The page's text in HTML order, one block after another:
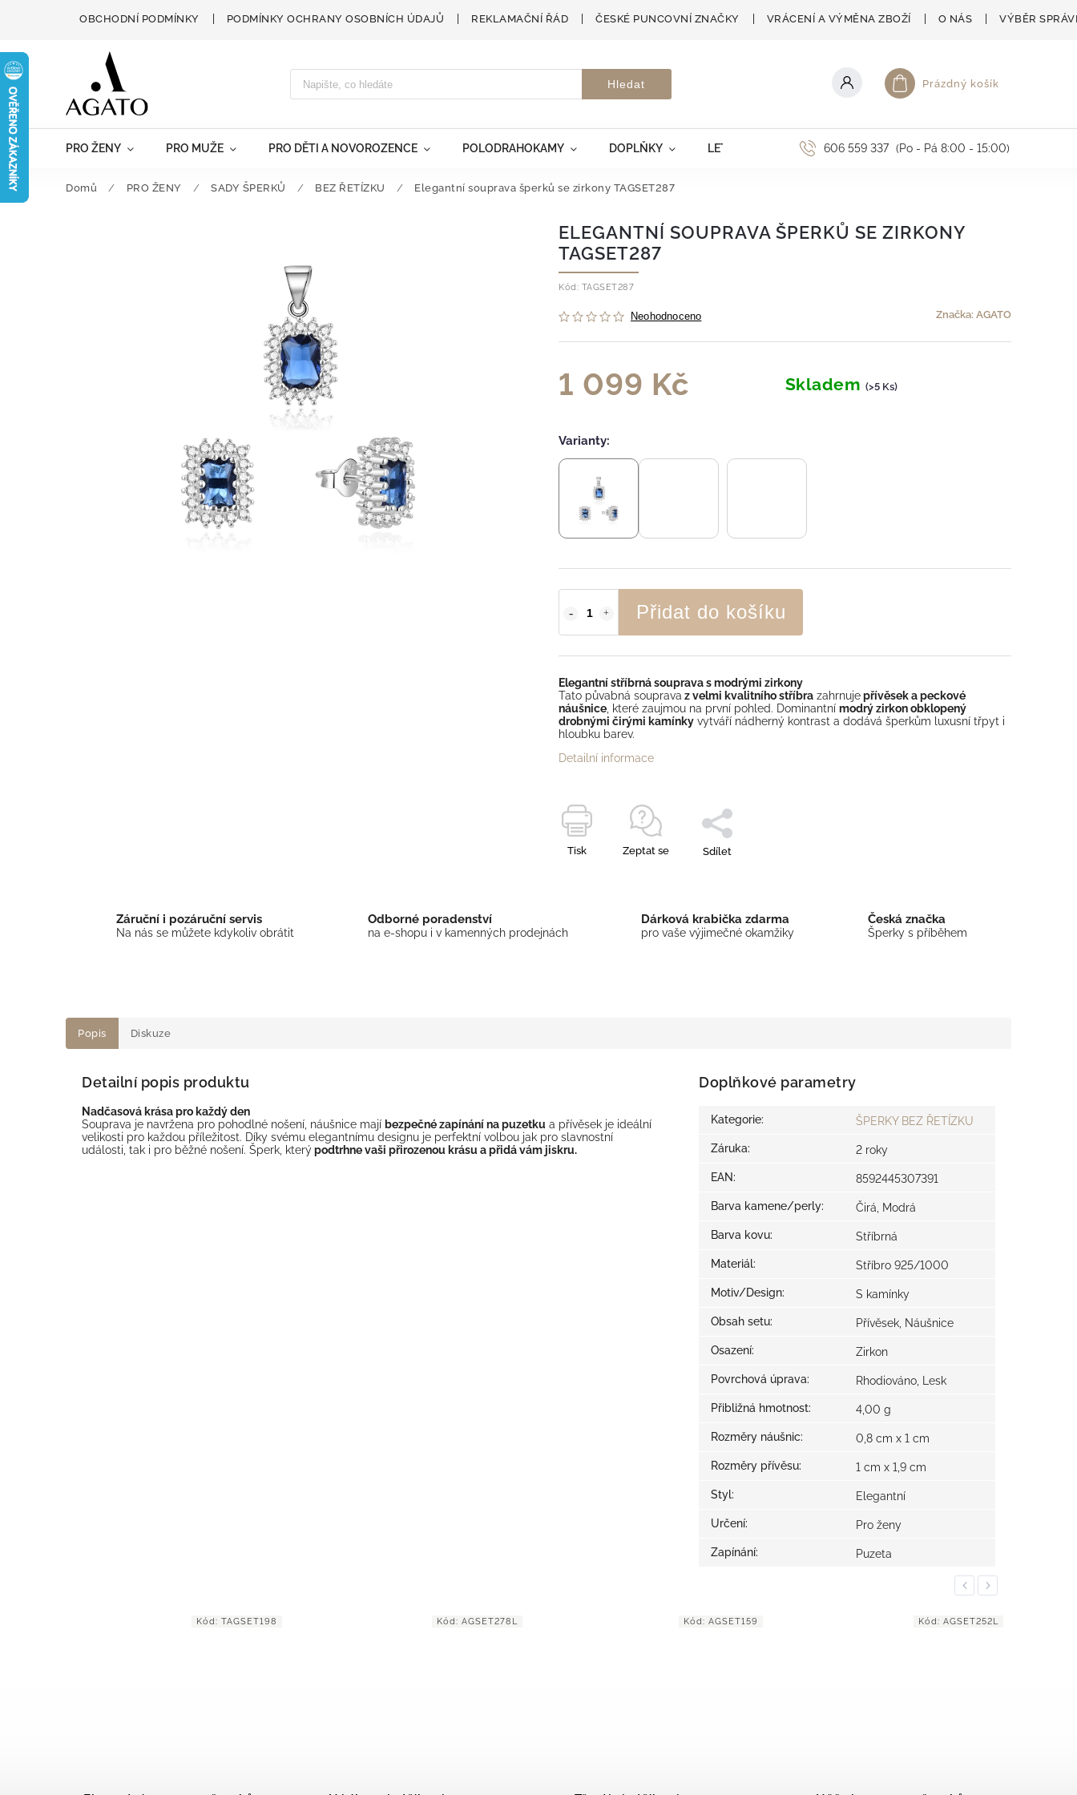
OBCHODNÍ PODMÍNKY PODMÍNKY OCHRANY OSOBNÍCH ÚDAJŮ REKLAMAČNÍ ŘÁD ČESKÉ PUNCOVNÍ ZNAČKY VRÁCENÍ A VÝMĚNA ZBOŽÍ O NÁS VÝBĚR
Hledat Nákupní košík
Prázdný košík
PRO ŽENY PRO MUŽE PRO DĚTI A NOVOROZENCE POLODRAHOKAMY DOPLŇKY LETNÍ AKCE 606 559 337 (Po - Pá 8:00 - 15:00)
Domů / PRO ŽENY / SADY ŠPERKŮ / BEZ ŘETÍZKU / Elegantní souprava šperků se zirkony TAGSET287
ELEGANTNÍ SOUPRAVA ŠPERKŮ SE ZIRKONY
TAGSET287
Kód: TAGSET287
Neohodnoceno Značka: AGATO
1 099 Kč Skladem (>5 Ks)
Varianty:
Přidat do košíku
Elegantní stříbrná souprava s modrými zirkony
Tato půvabná souprava z velmi kvalitního stříbra zahrnujepřívěsek a peckové
náušnice, které zaujmou na první pohled. Dominantní modrý zirkon obklopený
drobnými čirými kamínky vytváří nádherný kontrast a dodává šperkům luxusní třpyt i
hloubku barev.
Detailní informace
Tisk Zeptat se Sdílet
Záruční i pozáruční servis
Na nás se můžete kdykoliv obrátit
Odborné poradenství
na e-shopu i v kamenných prodejnách
Dárková krabička zdarma
pro vaše výjimečné okamžiky
Česká značka
Šperky s příběhem
Popis Diskuze
Detailní popis produktu
Nadčasová krása pro každý den
Souprava je navržena pro pohodlné nošení, náušnice mají bezpečné zapínání na puzetku a přívěsek je ideální
velikosti pro každou příležitost. Díky svému elegantnímu designu je perfektní volbou jak pro slavnostní
události, tak i pro běžné nošení. Šperk, kterýpodtrhne vaši přirozenou krásu a přidá vám jiskru.
Doplňkové parametry
Kategorie: ŠPERKY BEZ ŘETÍZKU
Záruka: 2 roky
EAN: 8592445307391
Barva kamene/perly: Čirá, Modrá
Barva kovu: Stříbrná
Materiál: Stříbro 925/1000
Motiv/Design: S kamínky
Obsah setu: Přívěsek, Náušnice
Osazení: Zirkon
Povrchová úprava: Rhodiováno, Lesk
Přibližná hmotnost: 4,00 g
Rozměry náušnic: 0,8 cm x 1 cm
Rozměry přívěsu: 1 cm x 1,9 cm
Styl: Elegantní
Určení: Pro ženy
Zapínání: Puzeta
Previous
Kód: AGSET278L Kód:AGSET159 Kód:AGSET252L Kód: AGSET235L
Next